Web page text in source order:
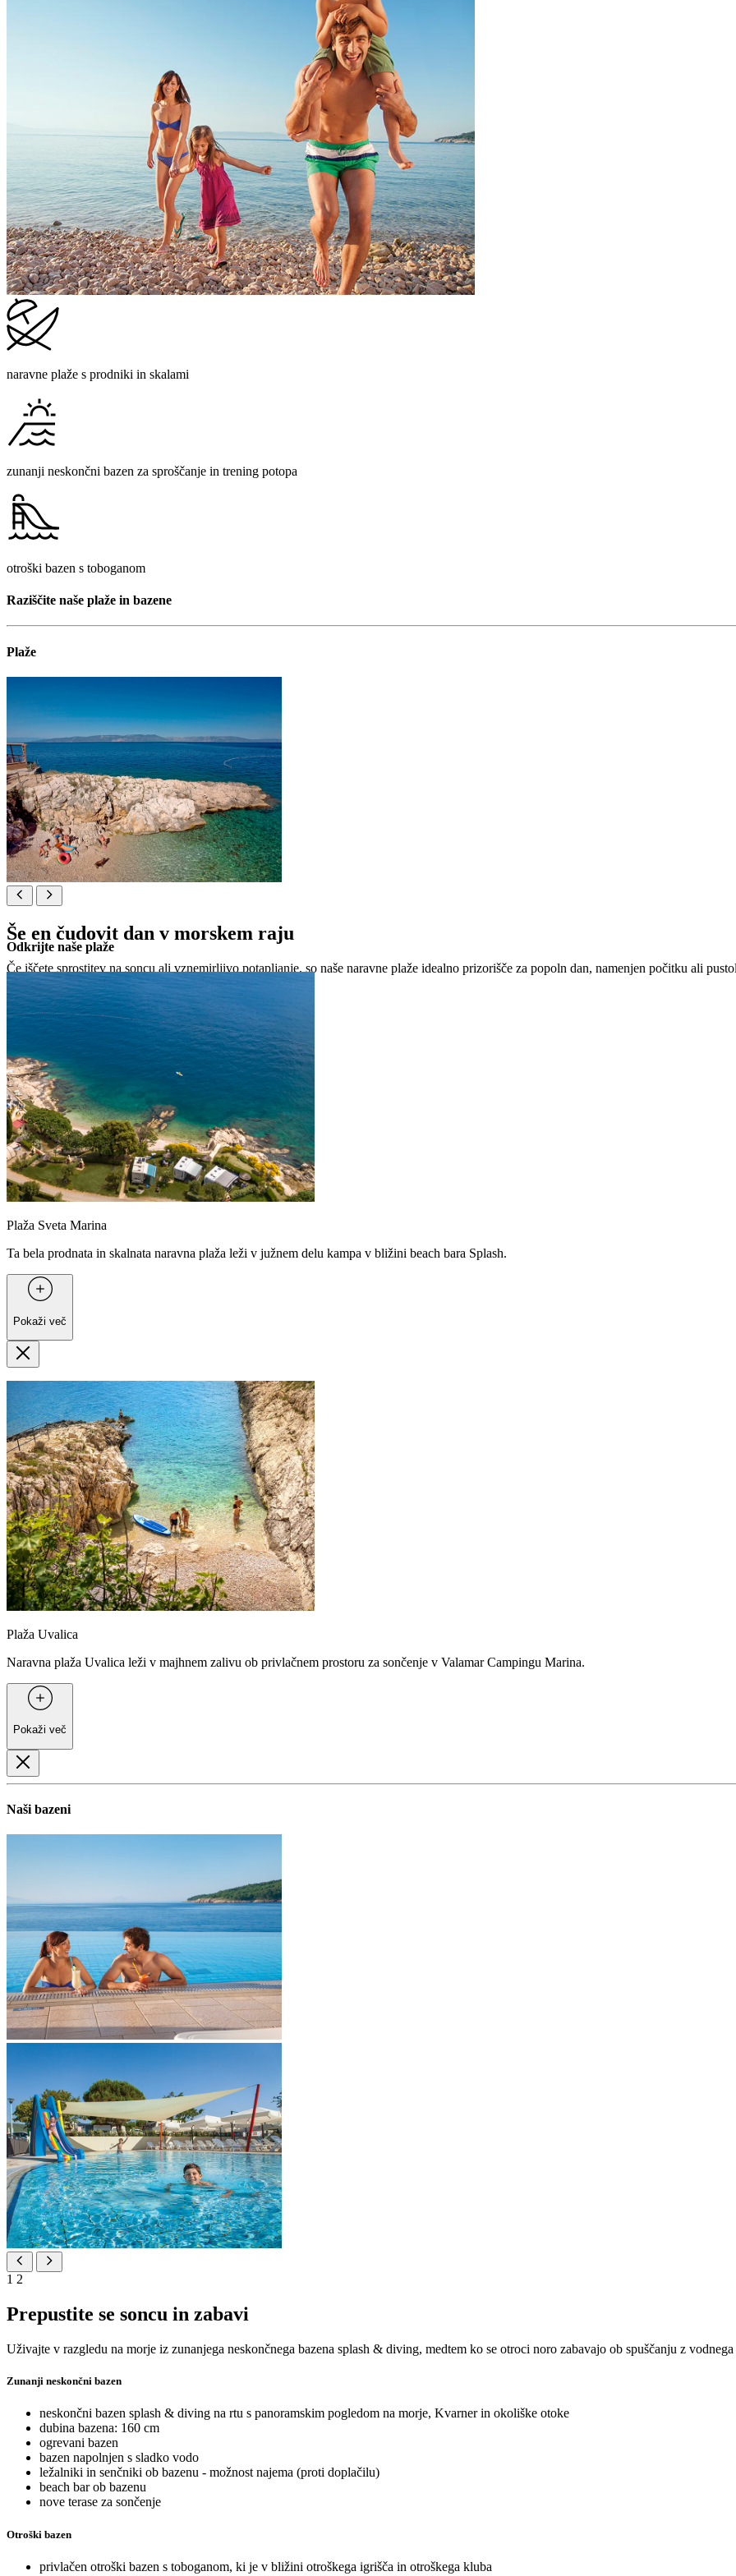
naravne plaže s prodniki in skalami
zunanji neskončni bazen za sproščanje in trening potopa
otroški bazen s toboganom
Raziščite naše plaže in bazene
Plaže
Še en čudovit dan v morskem raju
Če iščete sprostitev na soncu ali vznemirljivo potapljanje, so naše naravne plaže idealno prizorišče za popoln dan, namenjen počitku ali
Odkrijte naše plaže
Plaža Sveta Marina
Ta bela prodnata in skalnata naravna plaža leži v južnem delu kampa v bližini beach bara Splash.
Pokaži več
Plaža Uvalica
Naravna plaža Uvalica leži v majhnem zalivu ob privlačnem prostoru za sončenje v Valamar Campingu Marina.
Pokaži več
Naši bazeni
1 2
Prepustite se soncu in zabavi
Uživajte v razgledu na morje iz zunanjega neskončnega bazena splash & diving, medtem ko se otroci noro zabavajo ob spuščanju z
Zunanji neskončni bazen
neskončni bazen splash & diving na rtu s panoramskim pogledom na morje, Kvarner in okoliške otoke
dubina bazena: 160 cm
ogrevani bazen
bazen napolnjen s sladko vodo
ležalniki in senčniki ob bazenu - možnost najema (proti doplačilu)
beach bar ob bazenu
nove terase za sončenje
Otroški bazen
privlačen otroški bazen s toboganom, ki je v bližini otroškega igrišča in otroškega kluba